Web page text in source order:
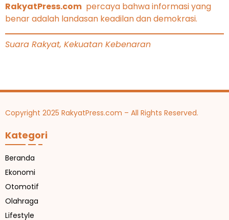
RakyatPress.com percaya bahwa informasi yang
benar adalah landasan keadilan dan demokrasi.
Suara Rakyat, Kekuatan Kebenaran
Copyright 2025 RakyatPress.com – All Rights Reserved.
Kategori
Beranda
Ekonomi
Otomotif
Olahraga
Lifestyle